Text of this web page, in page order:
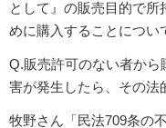
として』の販売目的で所
めに購入することについ
Q.販売許可のない者か
害が発生したら、その法
牧野さん「民法709条の